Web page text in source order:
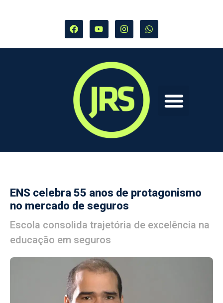
ENS celebra 55 anos de protagonismo
no mercado de seguros
Escola consolida trajetória de excelência na
educação em seguros